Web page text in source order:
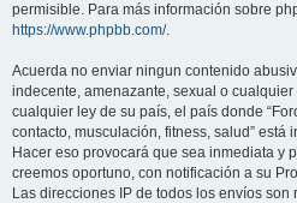
permisible. Para más información sobre
https://www.phpbb.com/.
Acuerda no enviar ningun contenido
indecente, amenazante, sexual o
cualquier ley de su país, el país donde
contacto, musculación, fitness, salud” está
Hacer eso provocará que sea inmediata y
creemos oportuno, con notificación a su
Las direcciones IP de todos los envíos